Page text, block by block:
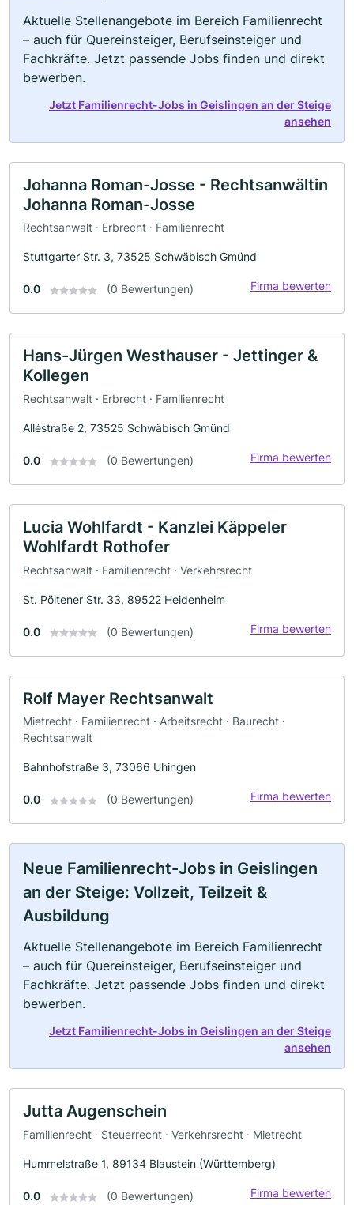
Aktuelle Stellenangebote im Bereich Familienrecht
– auch für Quereinsteiger, Berufseinsteiger und
Fachkräfte. Jetzt passende Jobs finden und direkt
bewerben.
Jetzt Familienrecht-Jobs in Geislingen an der Steige
ansehen
Johanna Roman-Josse - Rechtsanwältin
Johanna Roman-Josse
Rechtsanwalt · Erbrecht · Familienrecht
Stuttgarter Str. 3, 73525 Schwäbisch Gmünd
0.0 (0 Bewertungen) Firma bewerten
Hans-Jürgen Westhauser - Jettinger &
Kollegen
Rechtsanwalt · Erbrecht · Familienrecht
Alléstraße 2, 73525 Schwäbisch Gmünd
0.0 (0 Bewertungen) Firma bewerten
Lucia Wohlfardt - Kanzlei Käppeler
Wohlfardt Rothofer
Rechtsanwalt · Familienrecht · Verkehrsrecht
St. Pöltener Str. 33, 89522 Heidenheim
0.0 (0 Bewertungen) Firma bewerten
Rolf Mayer Rechtsanwalt
Mietrecht · Familienrecht · Arbeitsrecht · Baurecht ·
Rechtsanwalt
Bahnhofstraße 3, 73066 Uhingen
0.0 (0 Bewertungen) Firma bewerten
Neue Familienrecht-Jobs in Geislingen
an der Steige: Vollzeit, Teilzeit &
Ausbildung
Aktuelle Stellenangebote im Bereich Familienrecht
– auch für Quereinsteiger, Berufseinsteiger und
Fachkräfte. Jetzt passende Jobs finden und direkt
bewerben.
Jetzt Familienrecht-Jobs in Geislingen an der Steige
ansehen
Jutta Augenschein
Familienrecht · Steuerrecht · Verkehrsrecht · Mietrecht
Hummelstraße 1, 89134 Blaustein (Württemberg)
0.0 (0 Bewertungen) Firma bewerten